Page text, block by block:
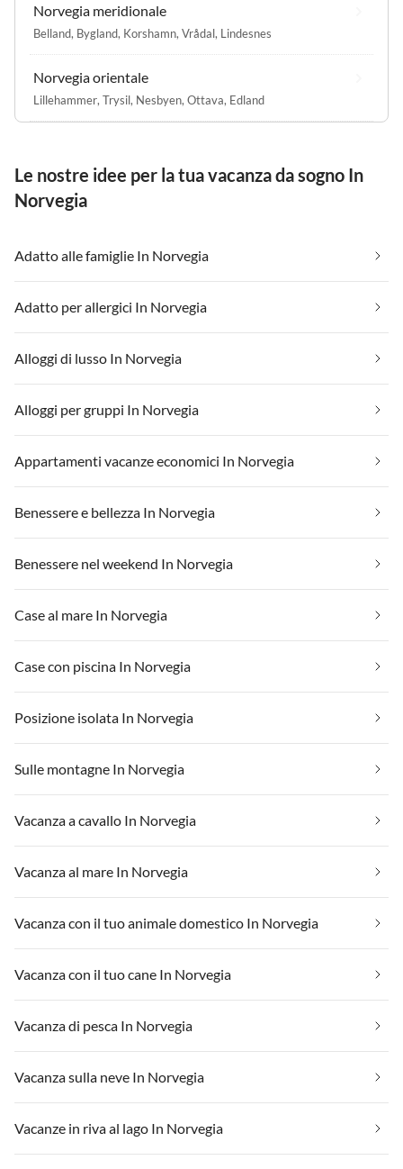
Norvegia meridionale
Belland, Bygland, Korshamn, Vrådal, Lindesnes
Norvegia orientale
Lillehammer, Trysil, Nesbyen, Ottava, Edland
Le nostre idee per la tua vacanza da sogno In
Norvegia
Adatto alle famiglie In Norvegia
Adatto per allergici In Norvegia
Alloggi di lusso In Norvegia
Alloggi per gruppi In Norvegia
Appartamenti vacanze economici In Norvegia
Benessere e bellezza In Norvegia
Benessere nel weekend In Norvegia
Case al mare In Norvegia
Case con piscina In Norvegia
Posizione isolata In Norvegia
Sulle montagne In Norvegia
Vacanza a cavallo In Norvegia
Vacanza al mare In Norvegia
Vacanza con il tuo animale domestico In Norvegia
Vacanza con il tuo cane In Norvegia
Vacanza di pesca In Norvegia
Vacanza sulla neve In Norvegia
Vacanze in riva al lago In Norvegia